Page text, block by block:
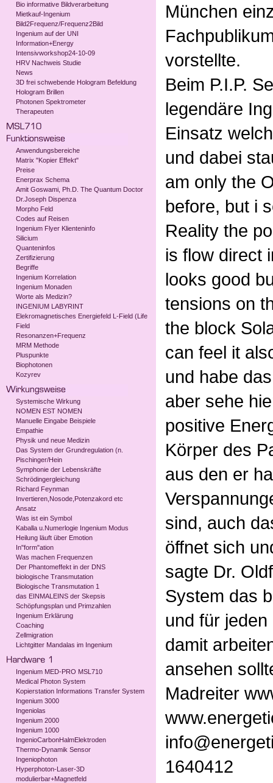
Bio informative Bildverarbeitung
Mietkauf-Ingenium
Bild2Frequenz/Frequenz2Bild
Ingenium auf der UNI
Information+Energy
Intensivworkshop24-10-09
HRV Nachweis Studie
News
3D frei schwebende Hologram Befeldung
Hologram Brillen
Photonen Spektrometer
Therapeuten
Anwendungsbereiche
Matrix "Kopier Effekt"
Preise
Enerprax Schema
Amit Goswami, Ph.D. The Quantum Doctor
Dr.Joseph Dispenza
Morpho Feld
Codes auf Reisen
Ingenium Flyer Klienteninfo
Silicium
Quanteninfos
Zertifizierung
Begriffe
Ingenium Korrelation
Ingenium Monaden
Worte als Medizin?
INGENIUM LABYRINT
Elekromagnetisches Energiefeld L-Field (Life
Field
Resonanzen+Frequenz
MRM Methode
Pluspunkte
Biophotonen
Kozyrev
Systemische Wirkung
NOMEN EST NOMEN
Manuelle Eingabe Beispiele
Empathie
Physik und neue Medizin
Das System der Grundregulation (n.
Pischinger/Hein
Symphonie der Lebenskräfte
Schrödingergleichung
Richard Feynman
Invertieren,Nosode,Potenzakord etc
Ansatz
Was ist ein Symbol
Kaballa u.Numerlogie Ingenium Modus
Heilung läuft über Emotion
In"form"ation
Was machen Frequenzen
Der Phantomeffekt in der DNS
biologische Transmutation
Biologische Transmutation 1
das EINMALEINS der Skepsis
Schöpfungsplan und Primzahlen
Ingenium Erklärung
Coaching
Zellmigration
Lichtgitter Mandalas im Ingenium
Ingenium MED-PRO MSL710
Medical Photon System
Kopierstation Informations Transfer System
Ingenium 3000
Ingeniolas
Ingenium 2000
Ingenium 1000
IngenioCarbonHalmElektroden
Thermo-Dynamik Sensor
Ingeniophoton
Hyperphoton-Laser-3D
modulierbar+Magnetfeld
München
vorstellte.
Beim P.I.P.
legendäre
Einsatz
und dabei
am only the
before, but i
Reality the
is flow direct
looks good
tensions on
the block
can feel it
und habe
aber sehe
positive
Körper des
aus den er
sind, auch
öffnet sich
sagte Dr.
System das
und für
damit
ansehen
Madreiter
1640412